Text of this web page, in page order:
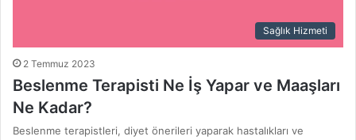
Sağlık Hizmeti
2 Temmuz 2023
Beslenme Terapisti Ne İş Yapar ve Maaşları
Ne Kadar?
Beslenme terapistleri, diyet önerileri yaparak hastalıkları ve